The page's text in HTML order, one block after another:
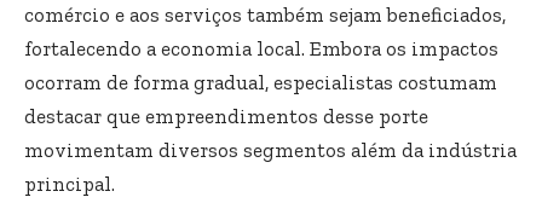
comércio e aos serviços também sejam beneficiados,
fortalecendo a economia local. Embora os impactos
ocorram de forma gradual, especialistas costumam
destacar que empreendimentos desse porte
movimentam diversos segmentos além da indústria
principal.